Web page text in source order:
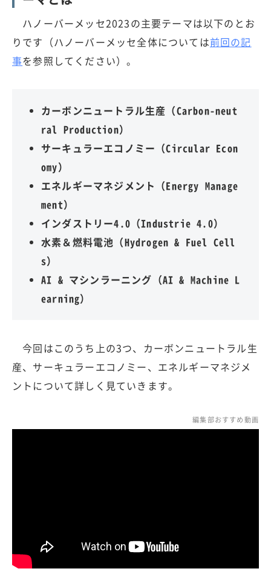
ハノーバーメッセ2023の主要テーマは以下のとお
りです（ハノーバーメッセ全体については前回の記
事を参照してください）。
カーボンニュートラル生産（Carbon-neut
ral Production）
サーキュラーエコノミー（Circular Econ
omy）
エネルギーマネジメント（Energy Manage
ment）
インダストリー4.0（Industrie 4.0）
水素＆燃料電池（Hydrogen & Fuel Cell
s）
AI & マシンラーニング（AI & Machine L
earning）
今回はこのうち上の3つ、カーボンニュートラル生
産、サーキュラーエコノミー、エネルギーマネジメ
ントについて詳しく見ていきます。
編集部おすすめ動画